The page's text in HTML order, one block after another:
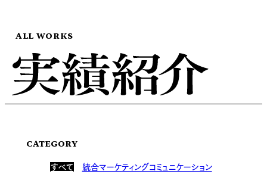
ALL WORKS
CATEGORY
すべて
統合マーケティングコミュニケーション